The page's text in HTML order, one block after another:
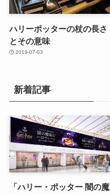
ハリーポッターの杖の長さ
とその意味
2019-07-03
新着記事
「ハリー・ポッター 闇の魔